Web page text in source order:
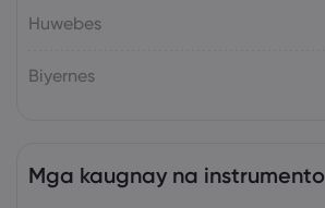
Huwebes
Biyernes
Mga kaugnay na instrumento